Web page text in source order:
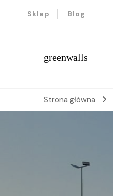
Sklep Blog
greenwalls
Strona główna